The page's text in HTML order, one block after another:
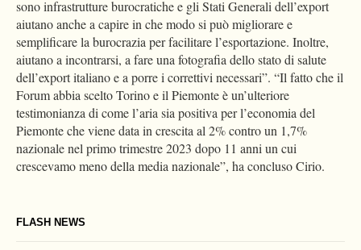
FLASH NEWS
sono infrastrutture burocratiche e gli Stati Generali dell’export
aiutano anche a capire in che modo si può migliorare e
semplificare la burocrazia per facilitare l’esportazione. Inoltre,
aiutano a incontrarsi, a fare una fotografia dello stato di salute
dell’export italiano e a porre i correttivi necessari”. “Il fatto che il
Forum abbia scelto Torino e il Piemonte è un’ulteriore
testimonianza di come l’aria sia positiva per l’economia del
Piemonte che viene data in crescita al 2% contro un 1,7%
nazionale nel primo trimestre 2023 dopo 11 anni un cui
crescevamo meno della media nazionale”, ha concluso Cirio.